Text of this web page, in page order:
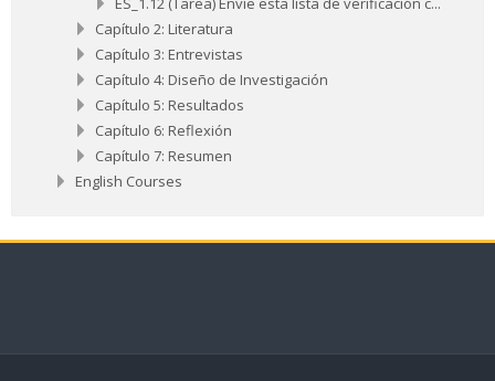
Capítulo 2: Literatura
Capítulo 3: Entrevistas
Capítulo 4: Diseño de Investigación
Capítulo 5: Resultados
Capítulo 6: Reflexión
Capítulo 7: Resumen
English Courses